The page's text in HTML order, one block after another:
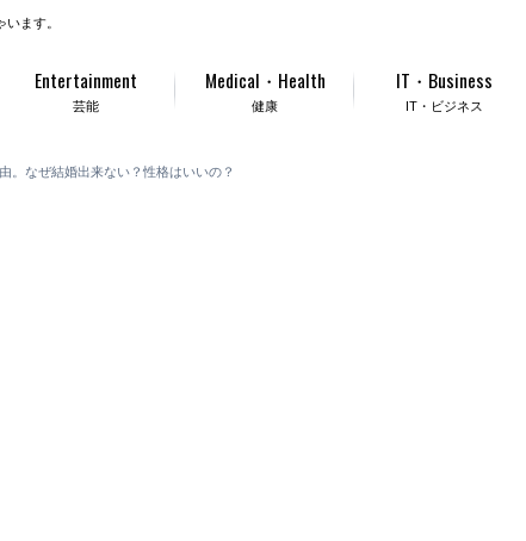
ます。
芸能
Entertainment
健康
Medical・Health
IT・ビジネス
IT・Business
。なぜ結婚出来ない？性格はいいの？